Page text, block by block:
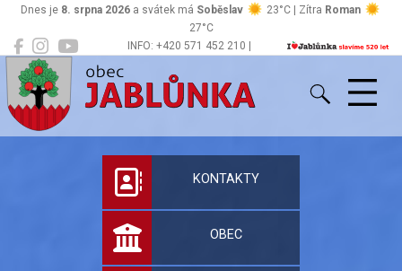
INFO: +420 571 452 210 |
Dnes je 8. srpna 2026 a svátek má Soběslav 23°C | Zítra Roman
27°C
Jablůnka
Oficiální stránky
KONTAKTY
OBEC